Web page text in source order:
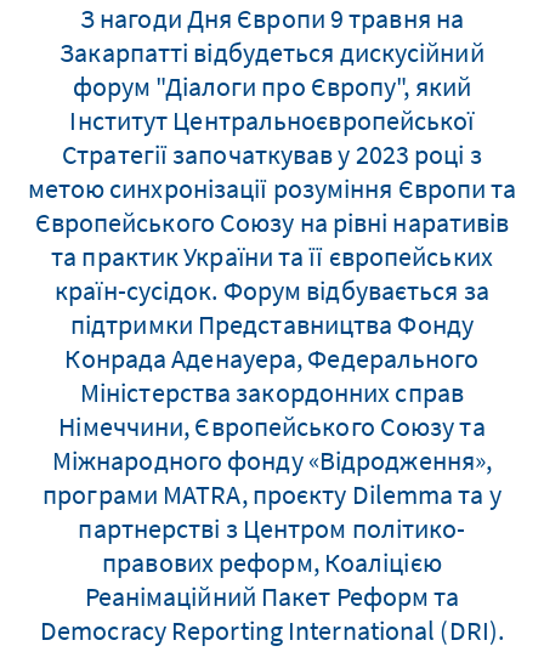
З нагоди Дня Європи 9 травня на
Закарпатті відбудеться дискусійний
форум "Діалоги про Європу", який
Інститут Центральноєвропейської
Стратегії започаткував у 2023 році з
метою синхронізації розуміння Європи та
Європейського Союзу на рівні наративів
та практик України та її європейських
країн-сусідок. Форум відбувається за
підтримки Представництва Фонду
Конрада Аденауера, Федерального
Міністерства закордонних справ
Німеччини, Європейського Союзу та
Міжнародного фонду «Відродження»,
програми MATRA, проєкту Dilemma та у
партнерстві з Центром політико-
правових реформ, Коаліцією
Реанімаційний Пакет Реформ та
Democracy Reporting International (DRI).